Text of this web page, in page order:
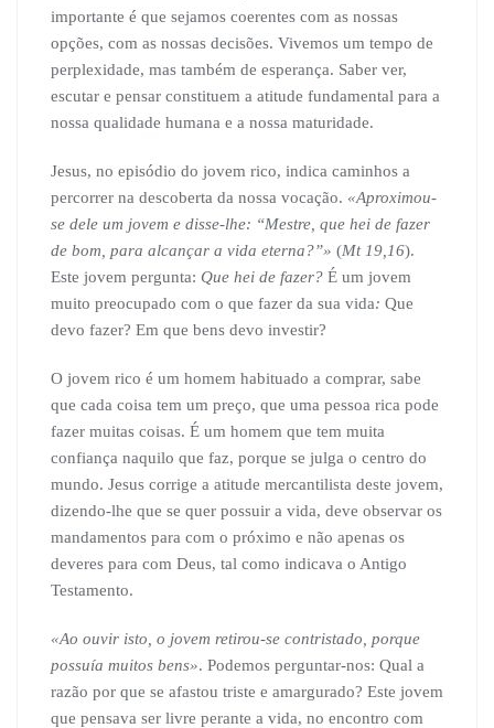
importante é que sejamos coerentes com as nossas
opções, com as nossas decisões. Vivemos um tempo de
perplexidade, mas também de esperança. Saber ver,
escutar e pensar constituem a atitude fundamental para a
nossa qualidade humana e a nossa maturidade.
Jesus, no episódio do jovem rico, indica caminhos a
percorrer na descoberta da nossa vocação. «Aproximou-
se dele um jovem e disse-lhe: “Mestre, que hei de fazer
de bom, para alcançar a vida eterna?”» (Mt 19,16).
Este jovem pergunta: Que hei de fazer? É um jovem
muito preocupado com o que fazer da sua vida: Que
devo fazer? Em que bens devo investir?
O jovem rico é um homem habituado a comprar, sabe
que cada coisa tem um preço, que uma pessoa rica pode
fazer muitas coisas. É um homem que tem muita
confiança naquilo que faz, porque se julga o centro do
mundo. Jesus corrige a atitude mercantilista deste jovem,
dizendo-lhe que se quer possuir a vida, deve observar os
mandamentos para com o próximo e não apenas os
deveres para com Deus, tal como indicava o Antigo
Testamento.
«Ao ouvir isto, o jovem retirou-se contristado, porque
possuía muitos bens». Podemos perguntar-nos: Qual a
razão por que se afastou triste e amargurado? Este jovem
que pensava ser livre perante a vida, no encontro com